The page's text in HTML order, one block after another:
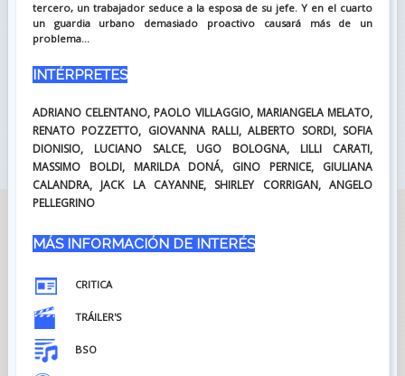
tercero, un trabajador seduce a la esposa de su jefe. Y en el cuarto
un guardia urbano demasiado proactivo causará más de un
problema...
INTÉRPRETES
ADRIANO CELENTANO, PAOLO VILLAGGIO, MARIANGELA MELATO,
RENATO POZZETTO, GIOVANNA RALLI, ALBERTO SORDI, SOFIA
DIONISIO, LUCIANO SALCE, UGO BOLOGNA, LILLI CARATI,
MASSIMO BOLDI, MARILDA DONÁ, GINO PERNICE, GIULIANA
CALANDRA, JACK LA CAYANNE, SHIRLEY CORRIGAN, ANGELO
PELLEGRINO
MÁS INFORMACIÓN DE INTERÉS
CRITICA
TRÁILER'S
BSO